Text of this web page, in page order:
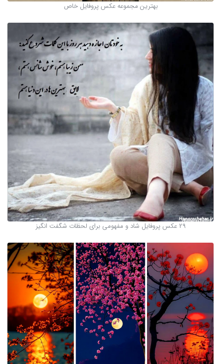
بهترین مجموعه عکس پروفایل خاص
29 عکس پروفایل شاد و مفهومی برای لحظات شگفت انگیز